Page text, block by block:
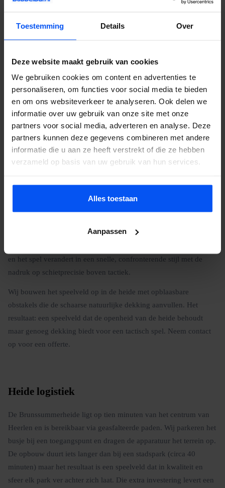
Toestemming Details Over
Deze website maakt gebruik van cookies
We gebruiken cookies om content en advertenties te
personaliseren, om functies voor social media te bieden
en om ons websiteverkeer te analyseren. Ook delen we
informatie over uw gebruik van onze site met onze
partners voor social media, adverteren en analyse. Deze
partners kunnen deze gegevens combineren met andere
informatie die u aan ze heeft verstrekt of die ze hebben
verzameld op basis van uw gebruik van hun services.
Alles toestaan
Aanpassen
Parkstad veerkracht
De groepen in Heerlen zijn nuchter, geharde en dankbaar. Ze
verwachten geen spektakel maar waarderen kwaliteit. Die
realistische verwachtingen die we graag overtreffen met
professionele apparatuur en een energieke spelleider.
Combineer met een e-chopper tocht
naar het Heuvelland.
Geschikt voor groepen van 8 tot 50, leeftijden vanaf 10 jaar.
Neem contact op voor een offerte.
(30 tot 50 meter ongehinderd), de dekking is laag en spaarzaam,
en het spel verandert in een snelle, confronterende stijl met de
nadruk op schietprecisie boven tactiek.
Wij bouwen het speelveld op in de heide met opblaasbare
obstakels die de schaarse natuurlijke dekking aanvullen. Het
resultaat: een speelveld dat de openheid van de heide behoudt
maar genoeg dekking biedt voor een tactisch spel. Neem contact
op voor een offerte.
Heide logistiek
De Brunssummerheide ligt op tien minuten van het centrum van
Heerlen en is bereikbaar via geasfalteerde paden. Wij parkeren het
busje bij een toegangspunt en dragen de apparatuur het terrein op.
De opbouw duurt iets langer dan bij een stadspark (circa 40
minuten) maar het resultaat is een speelveld dat in kwaliteit en
sfeer elk park ver achter zich laat. Die extra investering levert een